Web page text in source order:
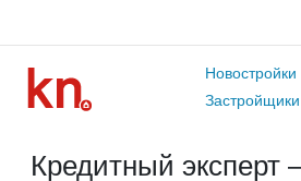
Новостройки
Застройщики
Кредитный